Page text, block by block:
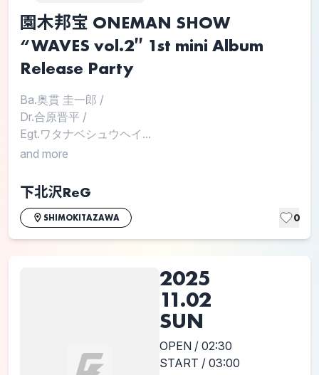
園木邦宝 ONEMAN SHOW
“WAVES vol.2″ 1st mini Album
Release Party
Ba.奥貫 圭一郎 /
Dr.合原晋平 /
Egt.ワタナベシュウヘイ...
and more
下北沢ReG
SHIMOKITAZAWA 0
2025
11.02
SUN
OPEN / 02:30
START / 03:00